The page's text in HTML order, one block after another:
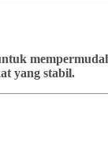
yang stabil.